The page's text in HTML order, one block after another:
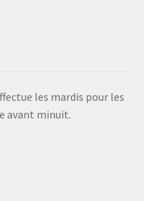
les mardis pour les
avant minuit.